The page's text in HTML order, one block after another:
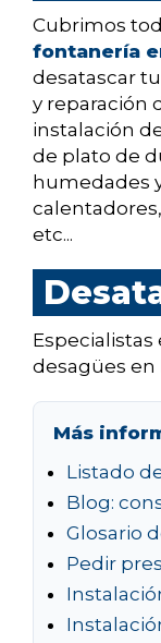
Cubrimos
fontanería
desatascar
y reparación
instalación
de plato de
humedades
etc...
Especialistas
desagües en
Más
Listado
Blog:
Glosario
Pedir